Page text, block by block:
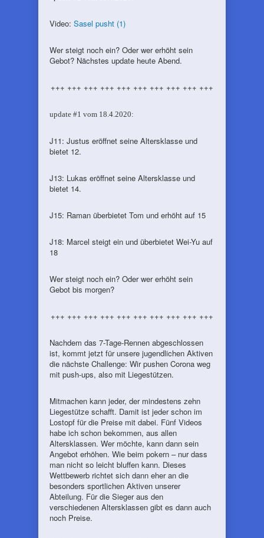
Video: Sasel pusht (1)
Wer steigt noch ein? Oder wer erhöht sein
Gebot? Nächstes update heute Abend.
+++ +++ +++ +++ +++ +++ +++ +++ +++ +++
update #1 vom 18.4.2020:
J11: Justus eröffnet seine Altersklasse und
bietet 12.
J13: Lukas eröffnet seine Altersklasse und
bietet 14.
J15: Raman überbietet Tom und erhöht auf 15
J18: Marcel steigt ein und überbietet Wei-Yu auf
18
Wer steigt noch ein? Oder wer erhöht sein
Gebot bis morgen?
+++ +++ +++ +++ +++ +++ +++ +++ +++ +++
Nachdem das 7-Tage-Rennen abgeschlossen
ist, kommt jetzt für unsere jugendlichen Aktiven
die nächste Challenge: Wir pushen Corona weg
mit push-ups, also mit Liegestützen.
Mitmachen kann jeder, der mindestens zehn
Liegestütze schafft. Damit ist jeder schon im
Lostopf für die Preise mit dabei. Fünf Videos
habe ich schon bekommen, aus allen
Altersklassen. Wer möchte, kann dann sein
Angebot erhöhen. Wie beim pokern – nur dass
man nicht so leicht bluffen kann. Dieses
Wettbewerb richtet sich dann eher an die
besonders sportlichen Aktiven unserer
Abteilung. Für die Sieger aus den
verschiedenen Altersklassen gibt es dann auch
noch Preise.